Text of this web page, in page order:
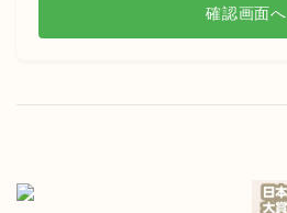
確認画面へ